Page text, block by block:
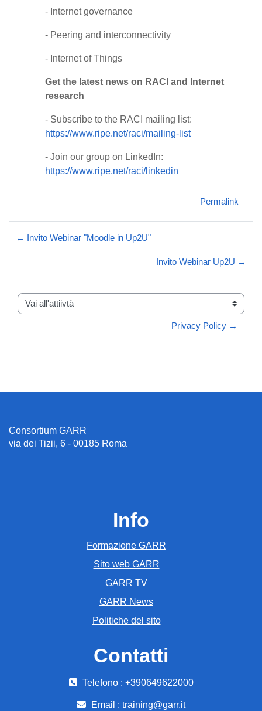
- Internet governance
- Peering and interconnectivity
- Internet of Things
Get the latest news on RACI and Internet
research
- Subscribe to the RACI mailing list:
https://www.ripe.net/raci/mailing-list
- Join our group on LinkedIn:
https://www.ripe.net/raci/linkedin
Permalink
← Invito Webinar "Moodle in Up2U"
Invito Webinar Up2U →
Vai all'attiivtà
Privacy Policy →
Consortium GARR
via dei Tizii, 6 - 00185 Roma
Info
Formazione GARR
Sito web GARR
GARR TV
GARR News
Politiche del sito
Contatti
Telefono : +390649622000
Email : training@garr.it